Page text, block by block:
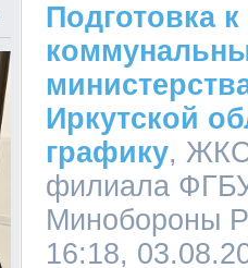
Подготовка
Иркутской
графику, ЖКС
филиала
Минобороны
16:18,